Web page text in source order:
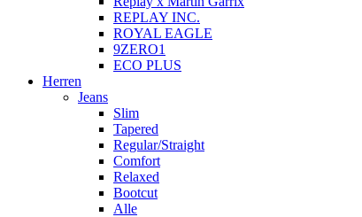
REPLAY INC.
ROYAL EAGLE
9ZERO1
ECO PLUS
Herren
Jeans
Slim
Tapered
Regular/Straight
Comfort
Relaxed
Bootcut
Alle